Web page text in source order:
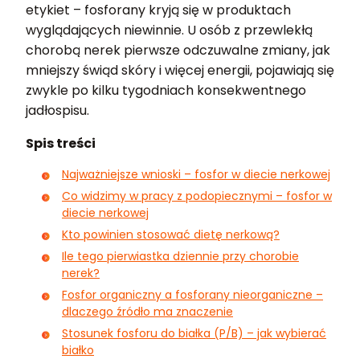
etykiet – fosforany kryją się w produktach
wyglądających niewinnie. U osób z przewlekłą
chorobą nerek pierwsze odczuwalne zmiany, jak
mniejszy świąd skóry i więcej energii, pojawiają się
zwykle po kilku tygodniach konsekwentnego
jadłospisu.
Spis treści
Najważniejsze wnioski – fosfor w diecie nerkowej
Co widzimy w pracy z podopiecznymi – fosfor w
diecie nerkowej
Kto powinien stosować dietę nerkową?
Ile tego pierwiastka dziennie przy chorobie
nerek?
Fosfor organiczny a fosforany nieorganiczne –
dlaczego źródło ma znaczenie
Stosunek fosforu do białka (P/B) – jak wybierać
białko